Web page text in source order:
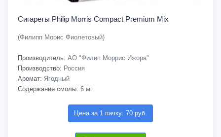
Сигареты Philip Morris Compact Premium Mix
(Филипп Морис Фиолетовый)
Производитель: АО "Филип Моррис Ижора"
Производство: Россия
Аромат: Ягодный
Содержание смолы: 6 мг
Цена за 1 пачку: 70 руб.